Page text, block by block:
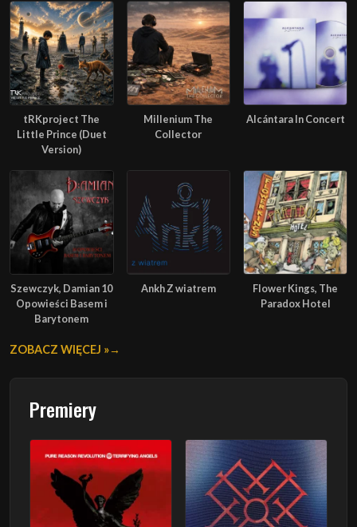
tRKproject The
Little Prince (Duet
Version)
Millenium The
Collector
Alcántara In Concert
Szewczyk, Damian 10
Opowieści Basem i
Barytonem
Ankh Z wiatrem
Flower Kings, The
Paradox Hotel
ZOBACZ WIĘCEJ »
Premiery